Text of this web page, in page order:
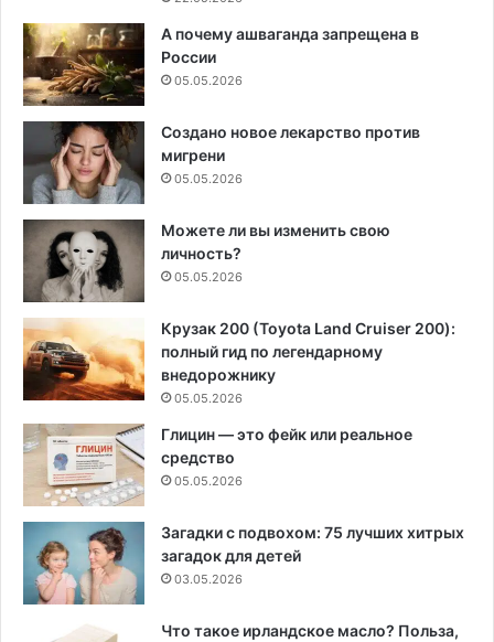
А почему ашваганда запрещена в
России
05.05.2026
Создано новое лекарство против
мигрени
05.05.2026
Можете ли вы изменить свою
личность?
05.05.2026
Крузак 200 (Toyota Land Cruiser 200):
полный гид по легендарному
внедорожнику
05.05.2026
Глицин — это фейк или реальное
средство
05.05.2026
Загадки с подвохом: 75 лучших хитрых
загадок для детей
03.05.2026
Что такое ирландское масло? Польза,